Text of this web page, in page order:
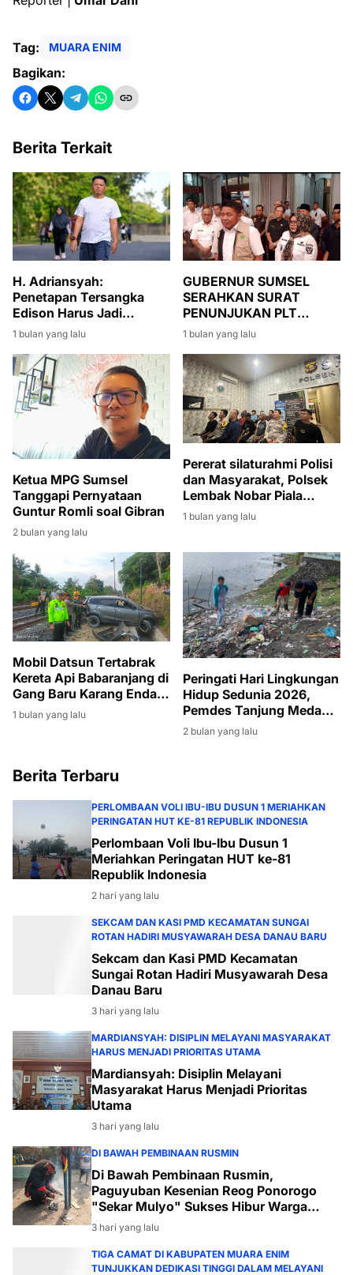
Tag: MUARA ENIM
Bagikan:
Berita Terkait
H. Adriansyah:
Penetapan Tersangka
Edison Harus Jadi
Momentum Bersih-Bersih
Korupsi di Muara Enim
1 bulan yang lalu
GUBERNUR SUMSEL
SERAHKAN SURAT
PENUNJUKAN PLT
BUPATI MUARA ENIM,
SUMARNI DIMINTA JAGA
STABILITAS
PEMERINTAHAN DAN
PEMBANGUNAN
1 bulan yang lalu
Ketua MPG Sumsel
Tanggapi Pernyataan
Guntur Romli soal Gibran
2 bulan yang lalu
Pererat silaturahmi Polisi
dan Masyarakat, Polsek
Lembak Nobar Piala
Dunia 2026
1 bulan yang lalu
Mobil Datsun Tertabrak
Kereta Api Babaranjang di
Gang Baru Karang Endah,
Sopir Selamat
1 bulan yang lalu
Peringati Hari Lingkungan
Hidup Sedunia 2026,
Pemdes Tanjung Medang
Gelar Gotong Royong
Massal
2 bulan yang lalu
Berita Terbaru
PERLOMBAAN VOLI IBU-IBU DUSUN 1 MERIAHKAN
PERINGATAN HUT KE-81 REPUBLIK INDONESIA
Perlombaan Voli Ibu-Ibu Dusun 1
Meriahkan Peringatan HUT ke-81
Republik Indonesia
2 hari yang lalu
SEKCAM DAN KASI PMD KECAMATAN SUNGAI
ROTAN HADIRI MUSYAWARAH DESA DANAU BARU
Sekcam dan Kasi PMD Kecamatan
Sungai Rotan Hadiri Musyawarah Desa
Danau Baru
3 hari yang lalu
MARDIANSYAH: DISIPLIN MELAYANI MASYARAKAT
HARUS MENJADI PRIORITAS UTAMA
Mardiansyah: Disiplin Melayani
Masyarakat Harus Menjadi Prioritas
Utama
3 hari yang lalu
DI BAWAH PEMBINAAN RUSMIN
Di Bawah Pembinaan Rusmin,
Paguyuban Kesenian Reog Ponorogo
"Sekar Mulyo" Sukses Hibur Warga
Desa Payabakal
3 hari yang lalu
TIGA CAMAT DI KABUPATEN MUARA ENIM
TUNJUKKAN DEDIKASI TINGGI DALAM MELAYANI